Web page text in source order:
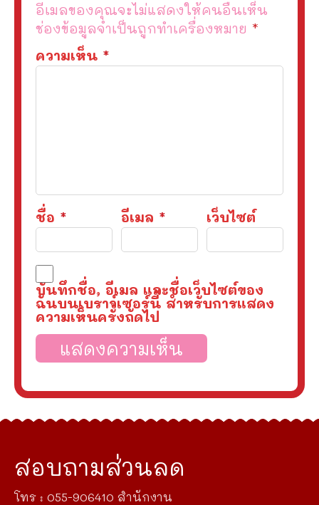
อีเมลของคุณจะไม่แสดงให้คนอื่นเห็น
ช่องข้อมูลจำเป็นถูกทำเครื่องหมาย *
ความเห็น *
ชื่อ * อีเมล * เว็บไซต์
บันทึกชื่อ, อีเมล และชื่อเว็บไซต์ของ
ฉันบนเบราว์เซอร์นี้ สำหรับการแสดง
ความเห็นครั้งถัดไป
สอบถามส่วนลด
โทร : 055-906410 สำนักงาน